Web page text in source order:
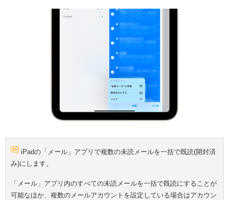
iPadの「メール」アプリで複数の未読メールを一括で既読(開封済
み)にします。
「メール」アプリ内のすべての未読メールを一括で既読にすることが
可能なほか、複数のメールアカウントを設定している場合はアカウン